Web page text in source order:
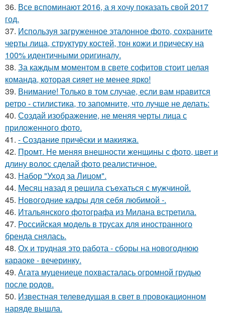
36. Все вспоминают 2016, а я хочу показать свой 2017
год.
37. Используя загруженное эталонное фото, сохраните
черты лица, структуру костей, тон кожи и прическу на
100% идентичными оригиналу.
38. За каждым моментом в свете софитов стоит целая
команда, которая сияет не менее ярко!
39. Внимание! Только в том случае, если вам нравится
ретро - стилистика, то запомните, что лучше не делать:
40. Создай изображение, не меняя черты лица с
приложенного фото.
41. - Создание причёски и макияжа.
42. Промт. Не меняя внешности женщины с фото, цвет и
длину волос сделай фото реалистичное.
43. Набор "Уход за Лицом".
44. Мeсяц нaзад я рeшила съeхаться с мужчиной.
45. Новогодние кадры для себя любимой -.
46. Итальянского фотографа из Милана встретила.
47. Российская модель в трусах для иностранного
бренда снялась.
48. Ох и трудная это работа - сборы на новогоднюю
караоке - вечеринку.
49. Агата муцениеце похвасталась огромной грудью
после родов.
50. Известная телеведущая в свет в провокационном
наряде вышла.